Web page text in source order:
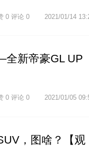
2021/01/14
0 评论 0
新帝豪GL UP
2021/01/05
0 评论 0
，图啥？【观